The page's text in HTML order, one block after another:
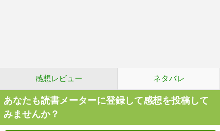
感想レビュー ネタバレ
あなたも読書メーターに登録して感想を投稿して
みませんか？